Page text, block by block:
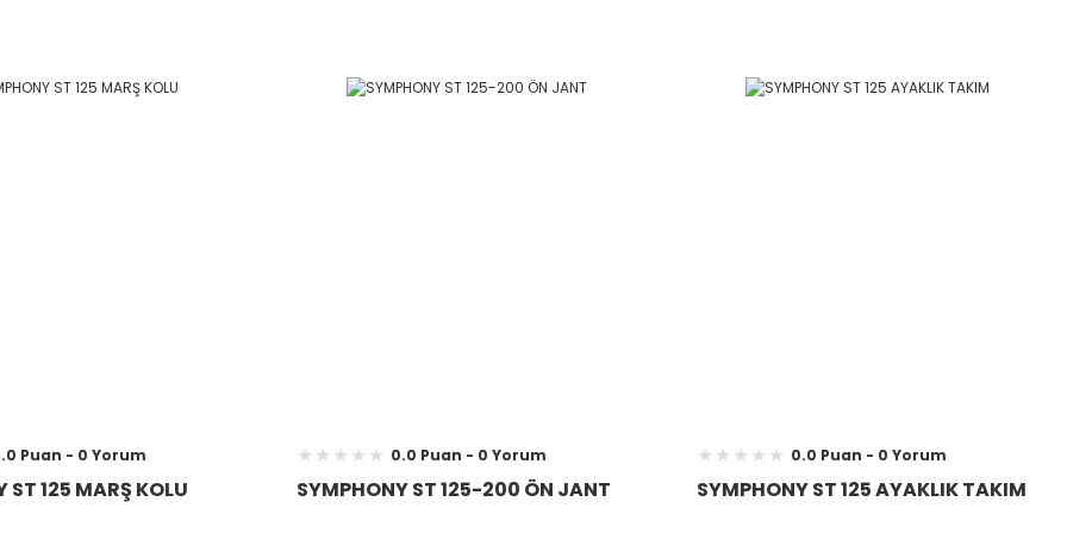
Puan - 0 Yorum
ST 125 MARŞ KOLU
0.0 Puan - 0 Yorum
SYMPHONY ST 125-200 ÖN JANT
0.0 Puan - 0 Yorum
SYMPHONY ST 125 AYAKLIK TAKIM